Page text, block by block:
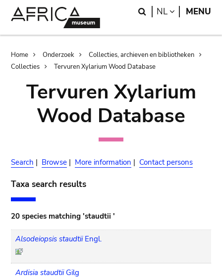
Search
NL LANGUAGE
MENU
Breadcrumb
Home Onderzoek
Collecties, archieven en bibliotheken
Collecties
Tervuren Xylarium Wood Database
Tervuren Xylarium
Wood Database
Search | Browse | More information | Contact persons
Taxa search results
20 species matching 'staudtii '
Alsodeiopsis staudtii Engl.
Ardisia staudtii Gilg